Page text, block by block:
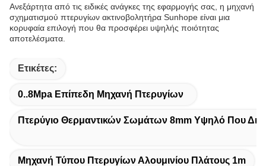
Ανεξάρτητα από τις ειδικές ανάγκες της εφαρμογής σας, η μηχανή
σχηματισμού πτερυγίων ακτινοβολητήρα Sunhope είναι μια
κορυφαία επιλογή που θα προσφέρει υψηλής ποιότητας
αποτελέσματα.
Ετικέτες:
0..8Mpa Επίπεδη Μηχανή Πτερυγίων
Πτερύγιο Θερμαντικών Σωμάτων 8mm Υψηλό Που
Μηχανή Τύπου Πτερυγίων Αλουμινίου Πλάτους 1m